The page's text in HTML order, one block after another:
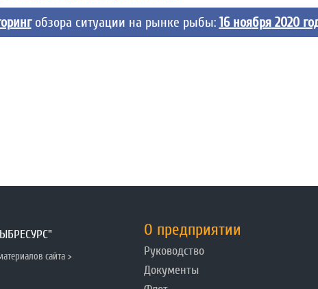
обзора ситуации на рынке рыбы: 16 ноября2020
сайта >
О предприятии
Руководство
Документы